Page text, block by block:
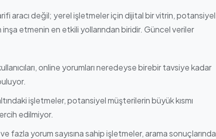
aracı değil; yerel işletmeler için dijital bir vitrin, potansiyel
etmenin en etkili yollarından biridir. Güncel veriler
online yorumları neredeyse birebir tavsiye kadar
işletmeler, potansiyel müşterilerin büyük kısmı
edilmiyor.
fazla yorum sayısına sahip işletmeler, arama sonuçlarında